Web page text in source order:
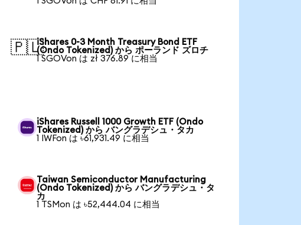
🇵🇱iShares 0-3 Month Treasury Bond ETF
(Ondo Tokenized) から ポーランド ズロチ
1 SGOVon は zł 376.89 に相当
iShares Russell 1000 Growth ETF (Ondo
Tokenized) から バングラデシュ・タカ
1 IWFon は ৳61,931.49 に相当
Taiwan Semiconductor Manufacturing
(Ondo Tokenized) から バングラデシュ・タ
カ
1 TSMon は ৳52,444.04 に相当